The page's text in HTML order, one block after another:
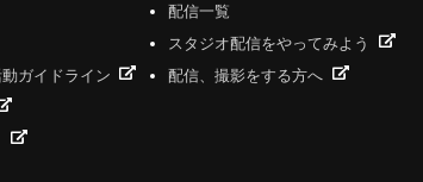
ガイドライン
配信一覧
スタジオ配信をやってみよう
配信、撮影をする方へ